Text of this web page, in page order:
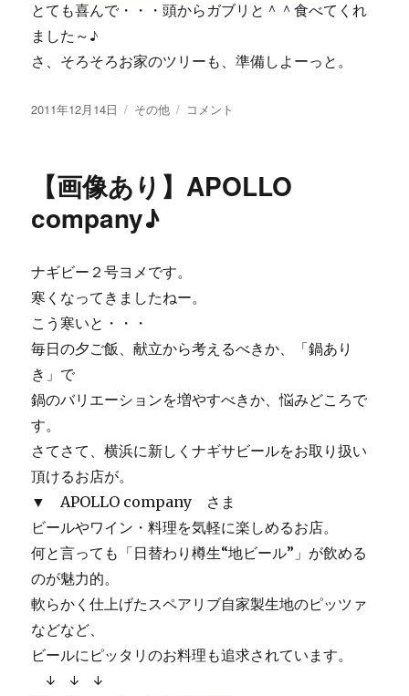
とても喜んで・・・頭からガブリと＾＾食べてくれ
ました～♪
さ、そろそろお家のツリーも、準備しよーっと。
投
2011年12月14日
カ
ー
その他
【画
Ｂ
マ
に
コメント
【画像あり】APOLLO
company♪
ナギビー２号ヨメです。
寒くなってきましたねー。
こう寒いと・・・
毎日の夕ご飯、献立から考えるべきか、「鍋あり
き」で
鍋のバリエーションを増やすべきか、悩みどころで
す。
さてさて、横浜に新しくナギサビールをお取り扱い
頂けるお店が。
▼ APOLLO company さま
ビールやワイン・料理を気軽に楽しめるお店。
何と言っても「日替わり樽生“地ビール”」が飲める
のが魅力的。
軟らかく仕上げたスペアリブ自家製生地のピッツァ
などなど、
ビールにピッタリのお料理も追求されています。
↓ ↓ ↓